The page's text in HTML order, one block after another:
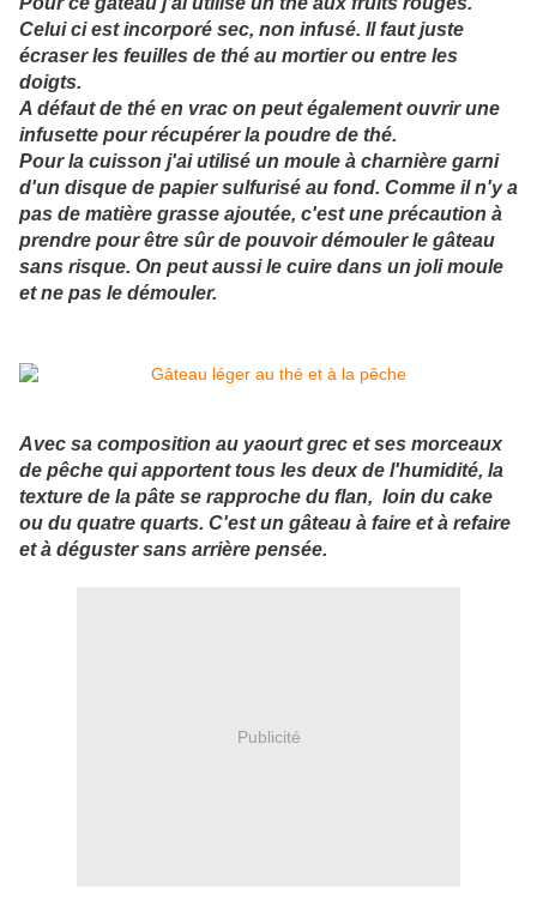
Celui ci est incorporé sec, non infusé. Il faut juste
écraser les feuilles de thé au mortier ou entre les
doigts.
A défaut de thé en vrac on peut également ouvrir une
infusette pour récupérer la poudre de thé.
Pour la cuisson j'ai utilisé un moule à charnière garni
d'un disque de papier sulfurisé au fond. Comme il n'y a
pas de matière grasse ajoutée, c'est une précaution à
prendre pour être sûr de pouvoir démouler le gâteau
sans risque. On peut aussi le cuire dans un joli moule
et ne pas le démouler.
Avec sa composition au yaourt grec et ses morceaux
de pêche qui apportent tous les deux de l'humidité, la
texture de la pâte se rapproche du flan, loin du cake
ou du quatre quarts. C'est un gâteau à faire et à refaire
et à déguster sans arrière pensée.
Publicité